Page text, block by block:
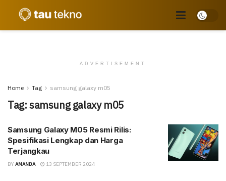
ADVERTISEMENT
Home Tag samsung galaxy m05
Tag:samsung galaxy m05
Samsung Galaxy M05 Resmi Rilis:
Spesifikasi Lengkap dan Harga
Terjangkau
BY AMANDA 13 SEPTEMBER 2024